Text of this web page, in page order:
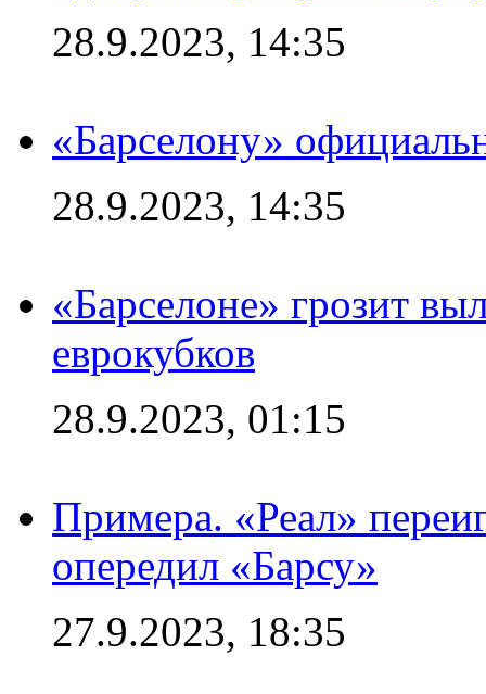
28.9.2023, 14:35
«Барселону»
28.9.2023, 14:35
«Барселоне» грозит
еврокубков
28.9.2023, 01:15
Примера. «Реал»
опередил «Барсу»
27.9.2023, 18:35